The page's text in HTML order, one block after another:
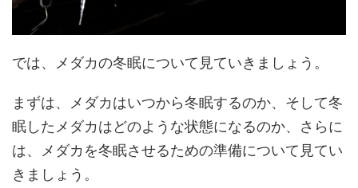
では、メダカの冬眠について見ていきましょう。
まずは、メダカはいつから冬眠するのか、そして冬
眠したメダカはどのような状態になるのか、さらに
は、メダカを冬眠させるための準備について見てい
きましょう。